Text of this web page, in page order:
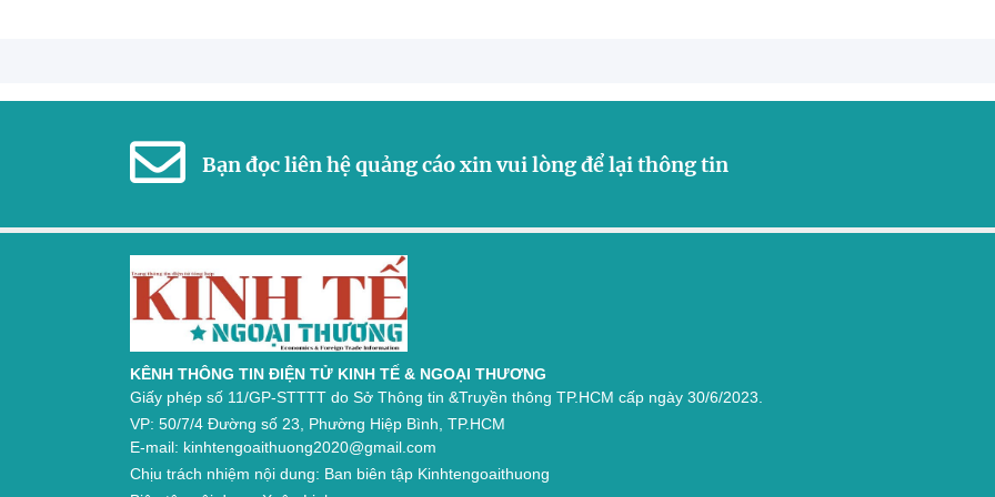
Bạn đọc liên hệ quảng cáo xin vui lòng để lại thông tin
KÊNH THÔNG TIN ĐIỆN TỬ KINH TẾ & NGOẠI THƯƠNG
Giấy phép số 11/GP-STTTT do Sở Thông tin &Truyền thông TP.HCM cấp ngày 30/6/2023.
VP: 50/7/4 Đường số 23, Phường Hiệp Bình, TP.HCM
E-mail: kinhtengoaithuong2020@gmail.com
Chịu trách nhiệm nội dung: Ban biên tập Kinhtengoaithuong